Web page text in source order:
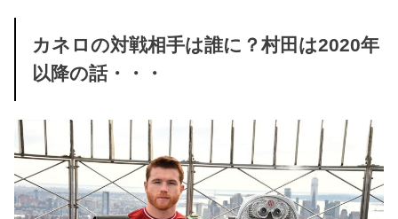
カネロの対戦相手は誰に？村田は2020年
以降の話・・・